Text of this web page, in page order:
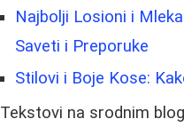
Najbolji Losioni i
Saveti i Preporuke
Stilovi i Boje Kose:
Tekstovi na srodnim